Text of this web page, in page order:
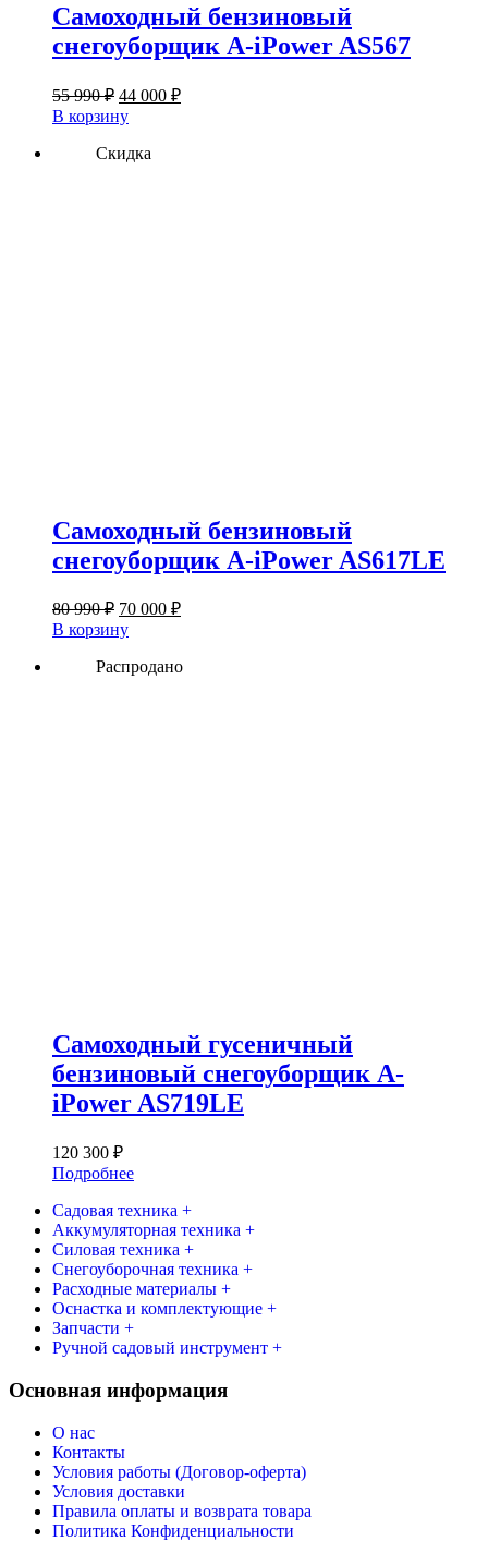
Самоходный бензиновый
снегоуборщик A-iPower AS567
55 990₽ Первоначальная
цена
составляла
55
44 000 ₽Текущая
В корзину
Скидка
Самоходный бензиновый
снегоуборщик A-iPower AS617LE
80 990₽ Первоначальная
цена
составляла
80
70 000 ₽Текущая
000 ₽.
В корзину
Распродано
Самоходный гусеничный
бензиновый снегоуборщик A-
iPower AS719LE
120 300 ₽
Подробнее
Садовая техника +
Аккумуляторная техника +
Силовая техника +
Снегоуборочная техника +
Расходные материалы +
Оснастка и комплектующие +
Запчасти +
Ручной садовый инструмент +
Основная информация
О нас
Контакты
Условия работы (Договор-оферта)
Условия доставки
Правила оплаты и возврата товара
Политика Конфиденциальности